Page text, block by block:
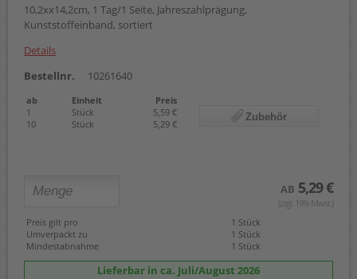
10,2xx14,2cm, 1 Tag/1 Seite, Jahreszahlprägung,
Kunststoffeinband, sortiert
Details
Bestellnr.
10261640
ab Einheit
Preis
1
Stück
5,59 €
10
Stück 5,29 €
Zubehör
AB 5,29 €
(zzgl. 19% Mwst.)
Preis gilt pro
1 Stück
Umverpackt zu
1 Stück
Mindestabnahme
1 Stück
Lieferbar in ca. Juli/August 2026